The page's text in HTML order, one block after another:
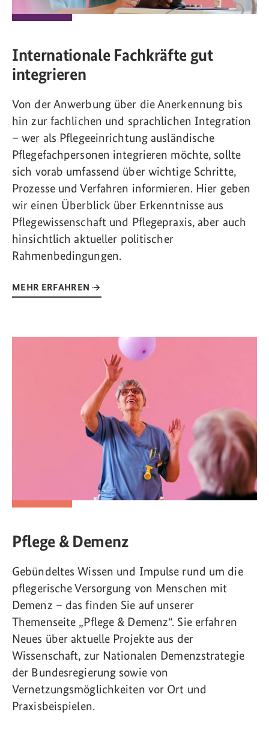
Internationale Fachkräfte gut
integrieren
Von der Anwerbung über die Anerkennung bis
hin zur fachlichen und sprachlichen Integration
– wer als Pflegeeinrichtung ausländische
Pflegefachpersonen integrieren möchte, sollte
sich vorab umfassend über wichtige Schritte,
Prozesse und Verfahren informieren. Hier geben
wir einen Überblick über Erkenntnisse aus
Pflegewissenschaft und Pflegepraxis, aber auch
hinsichtlich aktueller politischer
Rahmenbedingungen.
MEHR ERFAHREN
Pflege & Demenz
Gebündeltes Wissen und Impulse rund um die
pflegerische Versorgung von Menschen mit
Demenz – das finden Sie auf unserer
Themenseite „Pflege & Demenz“. Sie erfahren
Neues über aktuelle Projekte aus der
Wissenschaft, zur Nationalen Demenzstrategie
der Bundesregierung sowie von
Vernetzungsmöglichkeiten vor Ort und
Praxisbeispielen.